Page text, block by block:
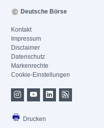
Deutsche Börse
Kontakt
Impressum
Disclaimer
Datenschutz
Markenrechte
Cookie-Einstellungen
Drucken